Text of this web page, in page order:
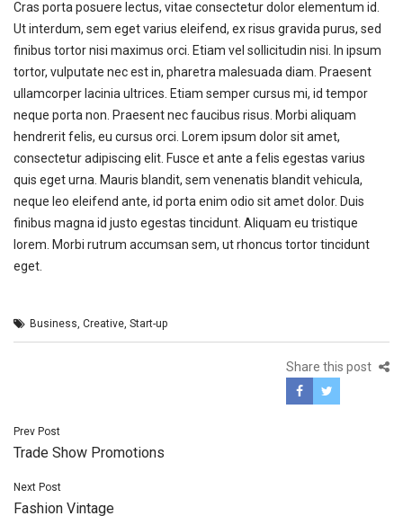
Cras porta posuere lectus, vitae consectetur dolor elementum id.
Ut interdum, sem eget varius eleifend, ex risus gravida purus, sed
finibus tortor nisi maximus orci. Etiam vel sollicitudin nisi. In ipsum
tortor, vulputate nec est in, pharetra malesuada diam. Praesent
ullamcorper lacinia ultrices. Etiam semper cursus mi, id tempor
neque porta non. Praesent nec faucibus risus. Morbi aliquam
hendrerit felis, eu cursus orci. Lorem ipsum dolor sit amet,
consectetur adipiscing elit. Fusce et ante a felis egestas varius
quis eget urna. Mauris blandit, sem venenatis blandit vehicula,
neque leo eleifend ante, id porta enim odio sit amet dolor. Duis
finibus magna id justo egestas tincidunt. Aliquam eu tristique
lorem. Morbi rutrum accumsan sem, ut rhoncus tortor tincidunt
eget.
Business, Creative, Start-up
Share this post
Navegación
de
entradas
Prev Post
Trade Show Promotions
Next Post
Fashion Vintage